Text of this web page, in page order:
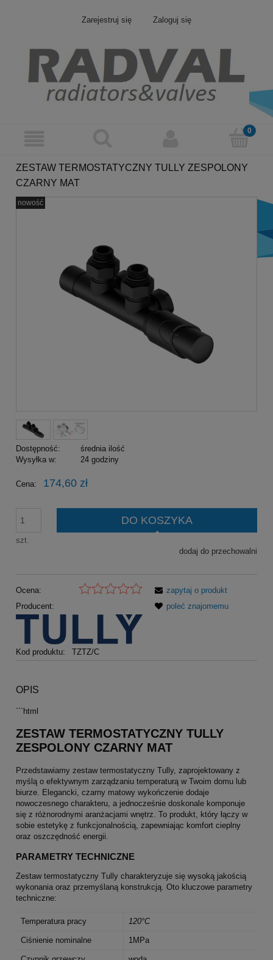
Zarejestruj się Zaloguj się
ZESTAW TERMOSTATYCZNY TULLY ZESPOLONY
CZARNY MAT
nowość
Dostępność:
średnia ilość
Wysyłka w:
24 godziny
Cena: 174,60 zł
szt.
DO KOSZYKA
dodaj do przechowalni
Ocena:
Producent:
Kod produktu: TZTZ/C
zapytaj o produkt
poleć znajomemu
OPIS
```html
ZESTAW TERMOSTATYCZNY TULLY
ZESPOLONY CZARNY MAT
Przedstawiamy zestaw termostatyczny Tully, zaprojektowany z
myślą o efektywnym zarządzaniu temperaturą w Twoim domu lub
biurze. Elegancki, czarny matowy wykończenie dodaje
nowoczesnego charakteru, a jednocześnie doskonale komponuje
się z różnorodnymi aranżacjami wnętrz. To produkt, który łączy w
sobie estetykę z funkcjonalnością, zapewniając komfort cieplny
oraz oszczędność energii.
PARAMETRY TECHNICZNE
Zestaw termostatyczny Tully charakteryzuje się wysoką jakością
wykonania oraz przemyślaną konstrukcją. Oto kluczowe parametry
techniczne:
Temperatura pracy 120°C
Ciśnienie nominalne 1MPa